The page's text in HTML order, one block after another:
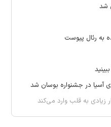
شد
به رئال پیوست
آسیا در جشنواره بوسان شد